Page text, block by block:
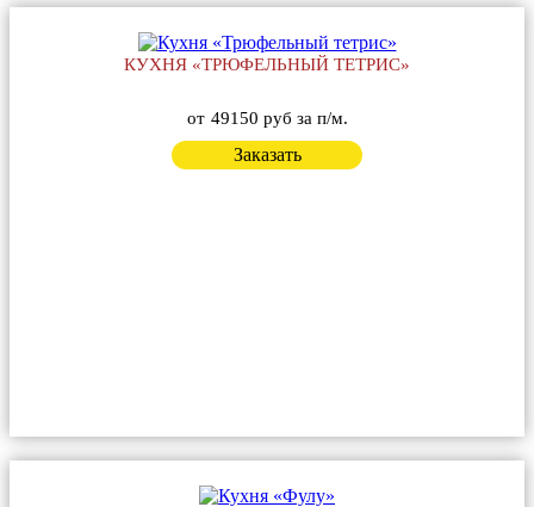
КУХНЯ «ТРЮФЕЛЬНЫЙ ТЕТРИС»
от 49150 руб за п/м.
Заказать